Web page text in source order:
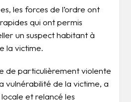
les forces de l’ordre ont
qui ont permis
un suspect habitant à
la victime.
de particulièrement violente
vulnérabilité de la victime, a
et relancé les